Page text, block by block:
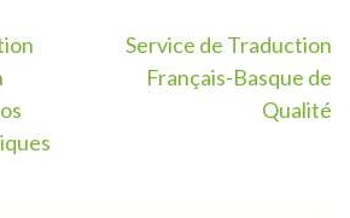
Service de Traduction
Français-Basque de
Qualité